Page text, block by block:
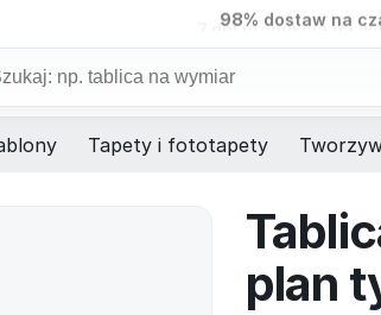
7 dniprodukcja na
Tapety i fototapety
plan